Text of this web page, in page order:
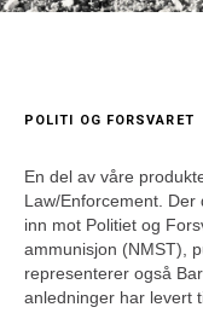
POLITI OG FORSVARET
En del av våre
Law/Enforcement.
inn mot Politiet og
ammunisjon (NMST),
representerer også
anledninger har levert